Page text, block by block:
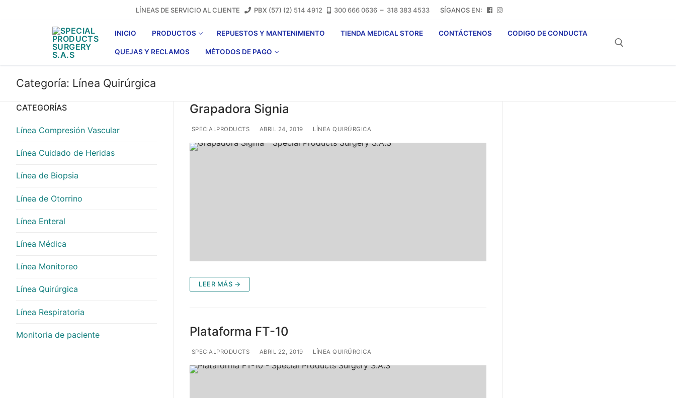
LÍNEAS DE SERVICIO AL CLIENTE PBX (57) (2) 514 4912 300 666 0636 – 318 383 4533 SÍGANOS EN:
INICIO PRODUCTOS REPUESTOS Y MANTENIMIENTO TIENDA MEDICAL STORE CONTÁCTENOS CODIGO DE CONDUCTA
QUEJAS Y RECLAMOS MÉTODOS DE PAGO
Categoría: Línea Quirúrgica
Grapadora Signia
SPECIALPRODUCTS ABRIL 24, 2019 LÍNEA QUIRÚRGICA
LEER MÁS →
Plataforma FT-10
SPECIALPRODUCTS ABRIL 22, 2019 LÍNEA QUIRÚRGICA
CATEGORÍAS
Línea Compresión Vascular
Línea Cuidado de Heridas
Línea de Biopsia
Línea de Otorrino
Línea Enteral
Línea Médica
Línea Monitoreo
Línea Quirúrgica
Línea Respiratoria
Monitoria de paciente